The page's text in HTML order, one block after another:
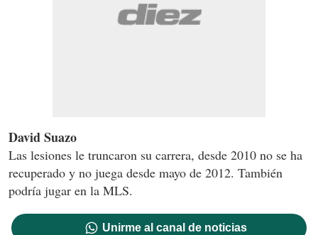
David Suazo
Las lesiones le truncaron su carrera, desde 2010 no se ha
recuperado y no juega desde mayo de 2012. También
podría jugar en la MLS.
Unirme al canal de noticias